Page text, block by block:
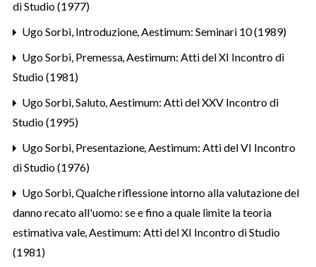
di Studio (1977)
Ugo Sorbi, Introduzione,Aestimum: Seminari 10 (1989)
Ugo Sorbi, Premessa,Aestimum: Atti del XI Incontro di
Studio (1981)
Ugo Sorbi,Saluto,Aestimum: Atti del XXV Incontro di
Studio (1995)
Ugo Sorbi, Presentazione,Aestimum: Atti del VI Incontro
di Studio (1976)
Ugo Sorbi,Qualche riflessione intorno alla valutazione del
danno recato all'uomo: se e fino a quale limite la teoria
estimativa vale,Aestimum: Atti del XI Incontro di Studio
(1981)